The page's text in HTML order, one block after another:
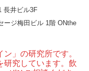
“後ろ”に客席！？秀逸な
長井ビル3F
ージ梅田ビル 1階 ONthe
」の研究所です。
研究しています。飲